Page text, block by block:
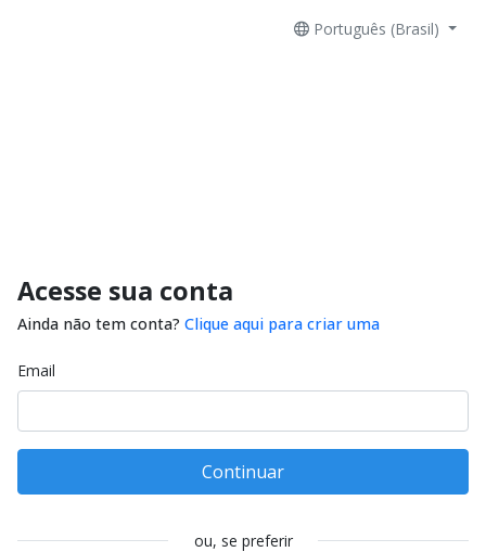
Português (Brasil)
Acesse sua conta
Ainda não tem conta? Clique aqui para criar uma
Email
Continuar
ou, se preferir